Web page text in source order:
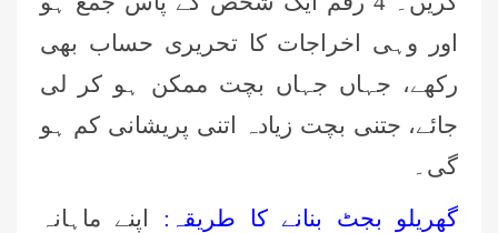
اور وہی اخراجات کا تحریری حساب بھی
رکھے، جہاں جہاں بچت ممکن ہو کر لی
جائے، جتنی بچت زیادہ اتنی پریشانی کم ہو
گی۔
گھریلو بجٹ بنانے کا طریقہ:
اپنے ماہانہ